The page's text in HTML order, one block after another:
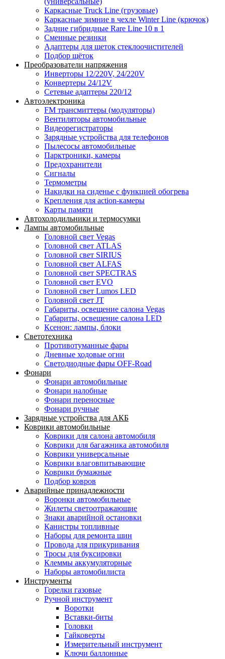
Каркасные Truck Line (грузовые)
Каркасные зимние в чехле Winter Line (крючок)
Задние гибридные Rare Line 10 в 1
Сменные резинки
Адаптеры для щеток стеклоочистителей
Подбор щёток
Преобразователи напряжения
Инверторы 12/220V, 24/220V
Конвертеры 24/12V
Сетевые адаптеры 220/12
Автоэлектроника
FM трансмиттеры (модуляторы)
Вентиляторы автомобильные
Видеорегистраторы
Зарядные устройства для телефонов
Пылесосы автомобильные
Парктроники, камеры
Предохранители
Сигналы
Термометры
Накидки на сиденье с функцией обогрева
Крепления для action-камеры
Карты памяти
Автохолодильники и термосумки
Лампы автомобильные
Головной свет Vegas
Головной свет ATLAS
Головной свет SIRIUS
Головной свет ALFAS
Головной свет SPECTRAS
Головной свет EVO
Головной свет Lumos LED
Головной свет JT
Габариты, освещение салона Vegas
Габариты, освещение салона LED
Ксенон: лампы, блоки
Светотехника
Противотуманные фары
Дневные ходовые огни
Светодиодные фары OFF-Road
Фонари
Фонари автомобильные
Фонари налобные
Фонари переносные
Фонари ручные
Зарядные устройства для АКБ
Коврики автомобильные
Коврики для салона автомобиля
Коврики для багажника автомобиля
Коврики универсальные
Коврики влаговпитывающие
Коврики бумажные
Подбор ковров
Аварийные принадлежности
Воронки автомобильные
Жилеты светоотражающие
Знаки аварийной остановки
Канистры топливные
Наборы для ремонта шин
Провода для прикуривания
Тросы для буксировки
Клеммы аккумуляторные
Наборы автомобилиста
Инструменты
Горелки газовые
Ручной инструмент
Воротки
Вставки-биты
Головки
Гайковерты
Измерительный инструмент
Ключи баллонные